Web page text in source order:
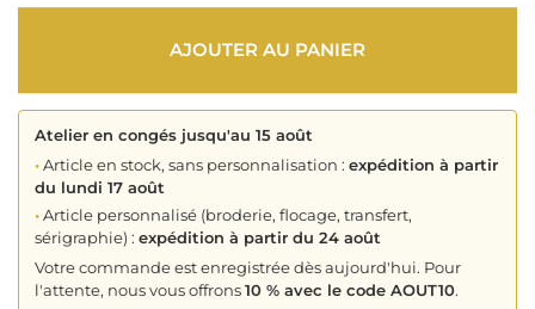
AJOUTER AU PANIER
Atelier en congés jusqu'au 15 août
•Article en stock, sans personnalisation : expédition à partir
du lundi 17 août
•Article personnalisé (broderie, flocage, transfert,
sérigraphie) : expédition à partir du 24 août
Votre commande est enregistrée dès aujourd'hui. Pour
l'attente, nous vous offrons10 % avec le code AOUT10.